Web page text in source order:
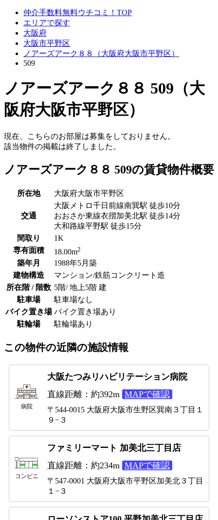
仲介手数料無料ウチコミ！TOP
エリアで探す
大阪府
大阪市平野区
ノアーズアーク８８（大阪府大阪市平野区）
509
ノアーズアーク８８ 509（大
阪府大阪市平野区）
現在、こちらのお部屋は募集をしておりません。
該当物件の掲載は終了しました。
ノアーズアーク８８ 509の賃貸物件概要
所在地 大阪府大阪市平野区
交通
大阪メトロ千日前線南巽駅 徒歩10分
おおさか東線衣摺加美北駅 徒歩14分
大和路線平野駅 徒歩15分
間取り
1K
専有面積
18.00m2
築年月
1988年5月築
建物構造
マンション/鉄筋コンクリート造
所在階 / 階数 5階/ 地上5階 建
駐車場
駐車場なし
バイク置き場 バイク置き場あり
駐輪場
駐輪場あり
この物件の近隣の施設情報
病院
大阪たつみリハビリテーション病院
直線距離：約392m MAPで確認
〒544-0015 大阪府大阪市生野区巽南３丁目１
９−３
コンビニ
ファミリーマート 加美北三丁目店
直線距離：約234m MAPで確認
〒547-0001 大阪府大阪市平野区加美北３丁目
１−３